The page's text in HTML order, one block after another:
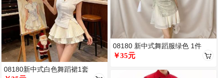
08180新中式白色舞蹈裙1套
08180 新中式舞蹈服绿色 1件
￥35元